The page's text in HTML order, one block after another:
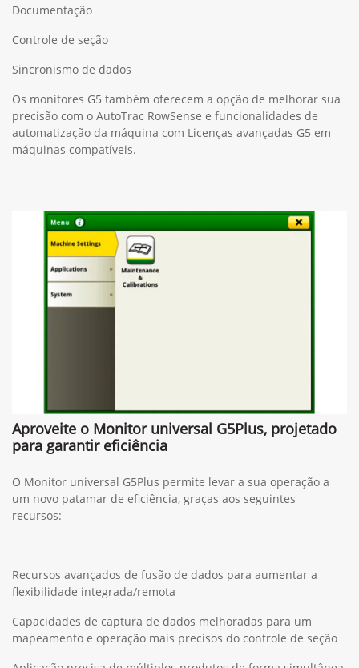
Documentação
Controle de seção
Sincronismo de dados
Os monitores G5 também oferecem a opção de melhorar sua
precisão com o AutoTrac RowSense e funcionalidades de
automatização da máquina com Licenças avançadas G5 em
máquinas compatíveis.
Aproveite o Monitor universal G5Plus, projetado
para garantir eficiência
O Monitor universal G5Plus permite levar a sua operação a
um novo patamar de eficiência, graças aos seguintes
recursos:
Recursos avançados de fusão de dados para aumentar a
flexibilidade integrada/remota
Capacidades de captura de dados melhoradas para um
mapeamento e operação mais precisos do controle de seção